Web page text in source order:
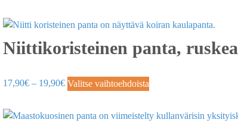
Niittikoristeinen panta, ruskea
17,90€ – 19,90€ Valitse vaihtoehdoista